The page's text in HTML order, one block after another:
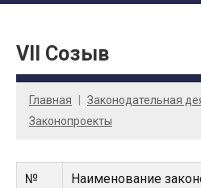
VII Созыв
Главная
Законодательная
Законопроекты
№ Наименование